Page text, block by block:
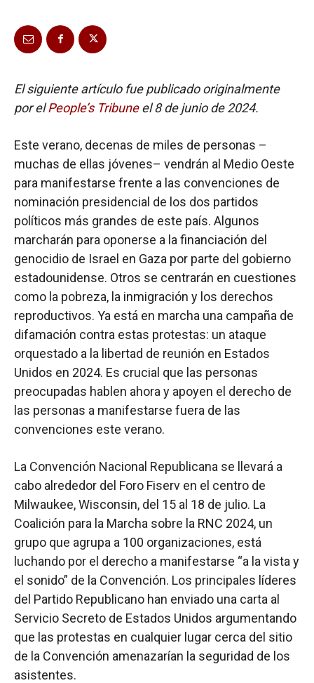
El siguiente artículo fue publicado originalmente
por elPeople’s Tribuneel 8 de junio de 2024.
Este verano, decenas de miles de personas –
muchas de ellas jóvenes– vendrán al Medio Oeste
para manifestarse frente a las convenciones de
nominación presidencial de los dos partidos
políticos más grandes de este país. Algunos
marcharán para oponerse a la financiación del
genocidio de Israel en Gaza por parte del gobierno
estadounidense. Otros se centrarán en cuestiones
como la pobreza, la inmigración y los derechos
reproductivos. Ya está en marcha una campaña de
difamación contra estas protestas: un ataque
orquestado a la libertad de reunión en Estados
Unidos en 2024. Es crucial que las personas
preocupadas hablen ahora y apoyen el derecho de
las personas a manifestarse fuera de las
convenciones este verano.
La Convención Nacional Republicana se llevará a
cabo alrededor del Foro Fiserv en el centro de
Milwaukee, Wisconsin, del 15 al 18 de julio. La
Coalición para la Marcha sobre la RNC 2024, un
grupo que agrupa a 100 organizaciones, está
luchando por el derecho a manifestarse “a la vista y
el sonido” de la Convención. Los principales líderes
del Partido Republicano han enviado una carta al
Servicio Secreto de Estados Unidos argumentando
que las protestas en cualquier lugar cerca del sitio
de la Convención amenazarían la seguridad de los
asistentes.